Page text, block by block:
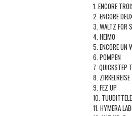
1. ENCORE
2. ENCORE
3. WALTZ FOR
4. HEIMO
5. ENCORE UN
6. POMPEN
7. QUICKSTEP
8. ZIRKELREISE
9. FEZ UP
10. TUUDITTELE
11. HYMERA